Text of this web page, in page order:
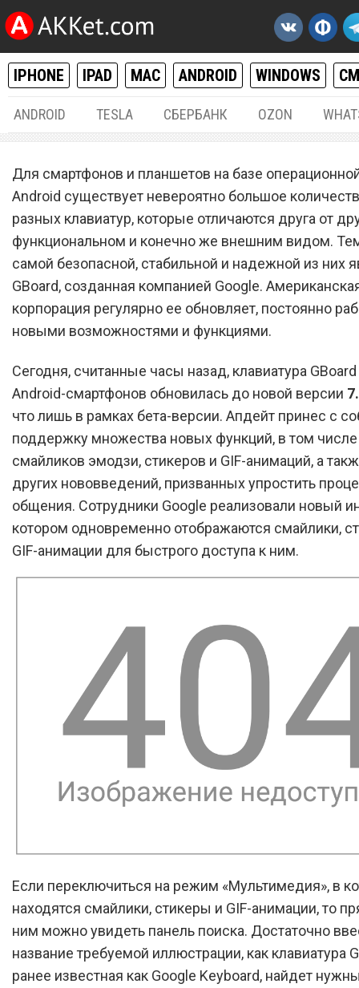
IPHONE IPAD MAC ANDROID WINDOWS
ANDROID TESLA СБЕРБАНК OZON
Клавиатура GBoard для
смартфонов получила
поддержку множества
функций
Для смартфонов и планшетов на базе
Android существует невероятно большое
разных клавиатур, которые отличаются друга от
функциональном и конечно же внешним видом.
самой безопасной, стабильной и надежной из них
GBoard, созданная компанией Google.
корпорация регулярно ее обновляет, постоянно
новыми возможностями и функциями.
Сегодня, считанные часы назад, клавиатура
Android-смартфонов обновилась до новой версии
что лишь в рамках бета-версии. Апдейт принес с
поддержку множества новых функций, в том числе
смайликов эмодзи, стикеров и GIF-анимаций, а
других нововведений, призванных упростить
общения. Сотрудники Google реализовали новый
котором одновременно отображаются смайлики,
GIF-анимации для быстрого доступа к ним.
Если переключиться на режим «Мультимедия», в
находятся смайлики, стикеры и GIF-анимации, то
ним можно увидеть панель поиска. Достаточно
название требуемой иллюстрации, как клавиатура
ранее известная как Google Keyboard, найдет